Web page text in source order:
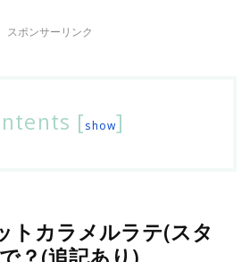
スポンサーリンク
[show]
トカラメルラテ(スタ